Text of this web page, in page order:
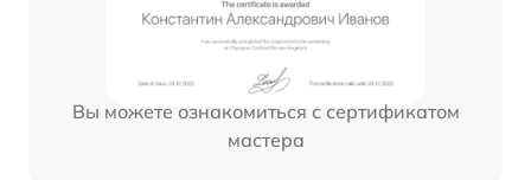
Вы можете ознакомиться с сертификатом
мастера